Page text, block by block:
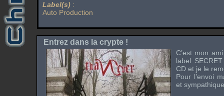
Label(s) :
Auto Production
Entrez dans la crypte !
C’est mon
label
CD et je le
Pour l’envoi
et